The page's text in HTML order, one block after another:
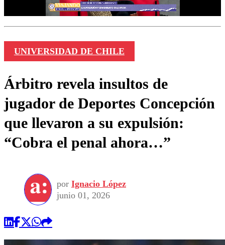
UNIVERSIDAD DE CHILE
Árbitro revela insultos de
jugador de Deportes Concepción
que llevaron a su expulsión:
“Cobra el penal ahora…”
por Ignacio López
junio 01, 2026